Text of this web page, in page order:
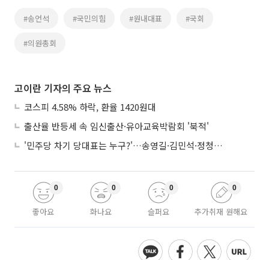
#송언석 #국민의힘 #원내대표 #국회
#의원총회
고이란 기자의 주요 뉴스
코스피 4.58% 하락, 환율 1420원대
출산율 반등세 속 임신출산·유아교육박람회 '북적'
'민주당 차기 당대표는 누구?'…송영길·김민석·정청래 토론회
좋아요
0
화나요
0
슬퍼요
0
추가취재 원해요
0